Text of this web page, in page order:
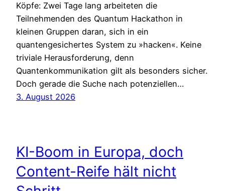
Köpfe: Zwei Tage lang arbeiteten die
Teilnehmenden des Quantum Hackathon in
kleinen Gruppen daran, sich in ein
quantengesichertes System zu »hacken«. Keine
triviale Herausforderung, denn
Quantenkommunikation gilt als besonders sicher.
Doch gerade die Suche nach potenziellen…
3. August 2026
KI-Boom in Europa, doch
Content-Reife hält nicht